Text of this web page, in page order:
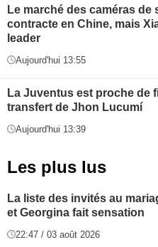
Le marché des caméras de
contracte en Chine, mais
leader
Aujourd'hui 13:55
La Juventus est proche de
transfert de Jhon Lucumí
Aujourd'hui 13:39
Les plus lus
La liste des invités au
et Georgina fait sensation
22:47 / 03 août 2026